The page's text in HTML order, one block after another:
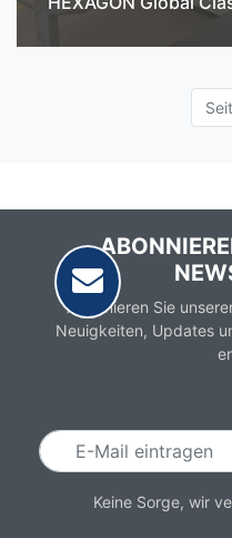
Abonnieren Sie
Neuigkeiten, Updates
Keine Sorge, wir